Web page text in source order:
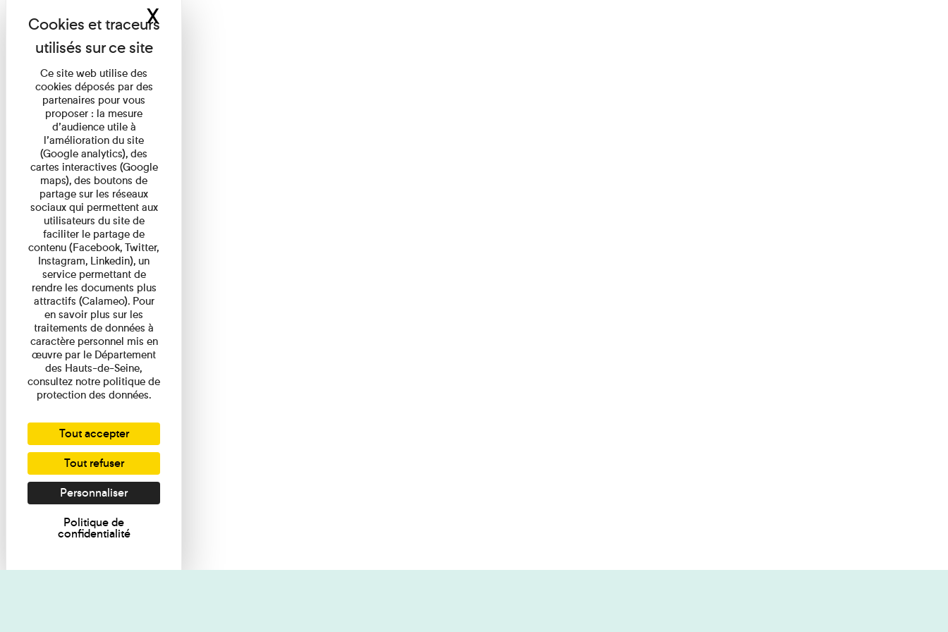
Ce site web utilise des
cookies déposés par des
partenaires pour vous
proposer : la mesure
d’audience utile à
l’amélioration du site
(Google analytics), des
cartes interactives (Google
maps), des boutons de
partage sur les réseaux
sociaux qui permettent aux
utilisateurs du site de
faciliter le partage de
contenu (Facebook, Twitter,
Instagram, Linkedin), un
service permettant de
rendre les documents plus
attractifs (Calameo). Pour
en savoir plus sur les
traitements de données à
caractère personnel mis en
œuvre par le Département
des Hauts-de-Seine,
consultez notre politique de
protection des données.
Tout accepter
Tout refuser
Personnaliser
Politique de
confidentialité
XMasquer le bandeau des cookies